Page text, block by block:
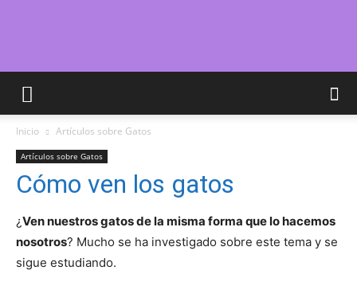
Cuidar
–
Inicio Artículos sobre Gatos
Artículos sobre Gatos
Cómo ven los gatos
¿Ven nuestros gatos de la misma forma que lo hacemos
nosotros? Mucho se ha investigado sobre este tema y se
sigue estudiando.